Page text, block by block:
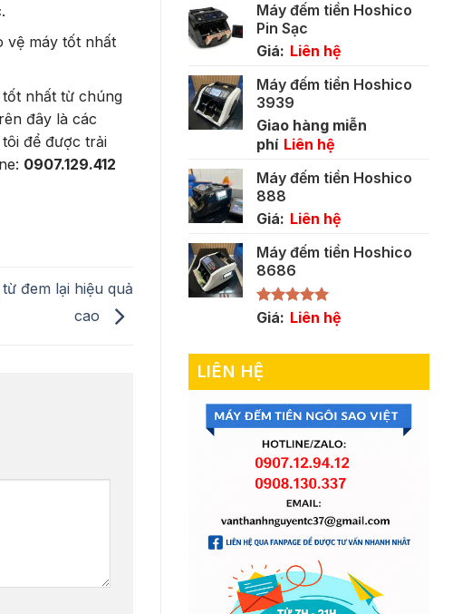
vệ máy tốt nhất
nhất từ ​​chúng
đây là các
để được trải
0907.129.412
đem lại hiệu quả
cao
Máy đếm tiền Hoshico
Pin Sạc
Giá: Liên hệ
Máy đếm tiền Hoshico
3939
Giao hàng miễn
phí Liên hệ
Máy đếm tiền Hoshico
888
Giá: Liên hệ
Máy đếm tiền Hoshico
8686
Được xếp
Giá: Liên hệ
LIÊN HỆ